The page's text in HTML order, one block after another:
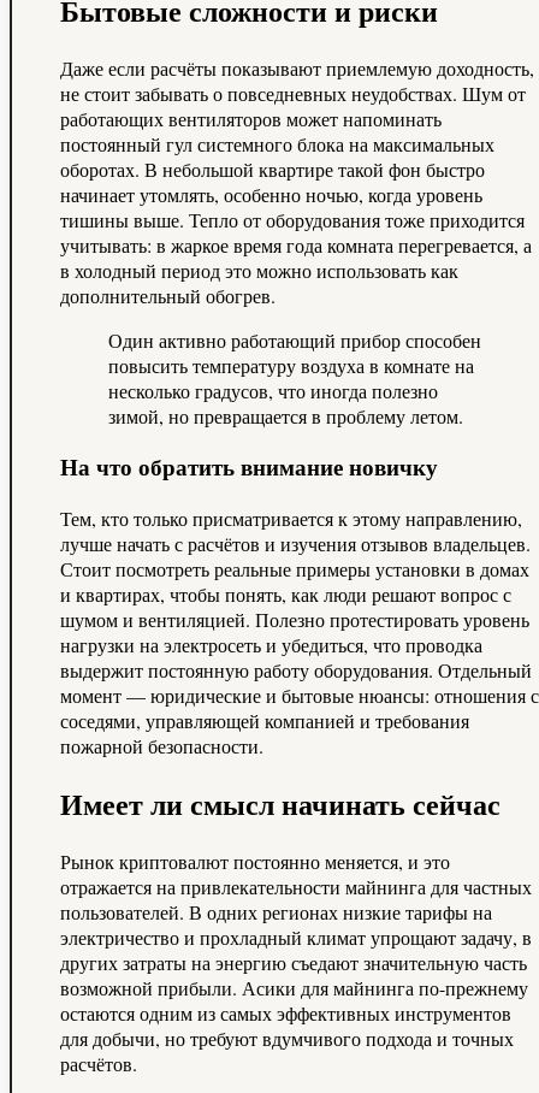
Бытовые сложности и риски
Даже если расчёты показывают приемлемую доходность,
не стоит забывать о повседневных неудобствах. Шум от
работающих вентиляторов может напоминать
постоянный гул системного блока на максимальных
оборотах. В небольшой квартире такой фон быстро
начинает утомлять, особенно ночью, когда уровень
тишины выше. Тепло от оборудования тоже приходится
учитывать: в жаркое время года комната перегревается, а
в холодный период это можно использовать как
дополнительный обогрев.
Один активно работающий прибор способен
повысить температуру воздуха в комнате на
несколько градусов, что иногда полезно
зимой, но превращается в проблему летом.
На что обратить внимание новичку
Тем, кто только присматривается к этому направлению,
лучше начать с расчётов и изучения отзывов владельцев.
Стоит посмотреть реальные примеры установки в домах
и квартирах, чтобы понять, как люди решают вопрос с
шумом и вентиляцией. Полезно протестировать уровень
нагрузки на электросеть и убедиться, что проводка
выдержит постоянную работу оборудования. Отдельный
момент — юридические и бытовые нюансы: отношения с
соседями, управляющей компанией и требования
пожарной безопасности.
Имеет ли смысл начинать сейчас
Рынок криптовалют постоянно меняется, и это
отражается на привлекательности майнинга для частных
пользователей. В одних регионах низкие тарифы на
электричество и прохладный климат упрощают задачу, в
других затраты на энергию съедают значительную часть
возможной прибыли. Асики для майнинга по-прежнему
остаются одним из самых эффективных инструментов
для добычи, но требуют вдумчивого подхода и точных
расчётов.